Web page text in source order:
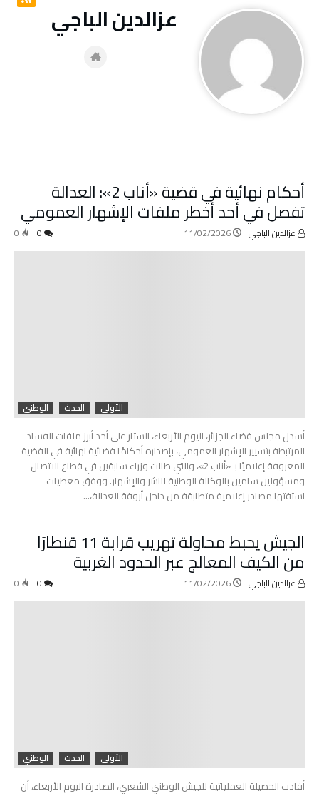
عزالدين الباجي
أحكام نهائية في قضية «أناب 2»: العدالة
تفصل في أحد أخطر ملفات الإشهار العمومي
عزالدين الباجي 11/02/2026
0
الأولى الحدث الوطني
أسدل مجلس قضاء الجزائر، اليوم الأربعاء، الستار على أحد أبرز ملفات الفساد
المرتبطة بتسيير الإشهار العمومي، بإصداره أحكامًا قضائية نهائية في القضية
المعروفة إعلاميًا بـ «أناب 2»، والتي طالت وزراء سابقين في قطاع الاتصال
ومسؤولين سامين بالوكالة الوطنية للنشر والإشهار. ووفق معطيات
استقتها مصادر إعلامية متطابقة من داخل أروقة العدالة،…
الجيش يحبط محاولة تهريب قرابة 11 قنطارًا
من الكيف المعالج عبر الحدود الغربية
عزالدين الباجي 11/02/2026
0
الأولى الحدث الوطني
أفادت الحصيلة العملياتية للجيش الوطني الشعبي، الصادرة اليوم الأربعاء، أن